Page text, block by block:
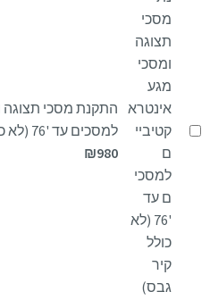
התקנת מסכי תצוגה
למסכים עד '76 (לא כולל קיר גבס)
₪980